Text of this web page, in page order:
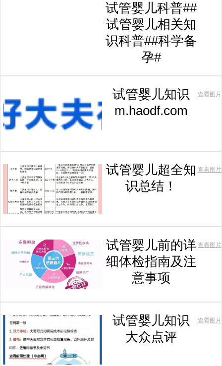
试管婴儿科普##
试管婴儿相关知
识科普##科学备
孕#
试管婴儿知识
m.haodf.com
查看图片
试管婴儿超全知
识总结！
查看图片
试管婴儿前的详
细体检指南及注
意事项
查看图片
试管婴儿知识
大众点评
查看图片